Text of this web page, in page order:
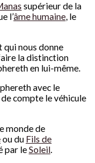
supérieur de la
l’âme humaine, le
nous donne
la distinction
en lui-même.
avec le
compte le véhicule
monde de
ou du Fils de
par leSoleil.